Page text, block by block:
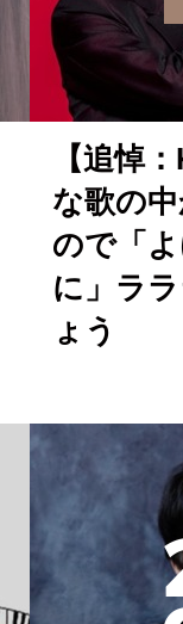
【追悼
な歌の
ので「
に」ラ
ょう